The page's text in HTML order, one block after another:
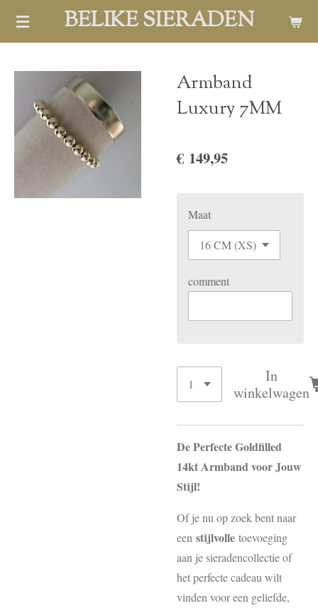
Ga
hoofdinhoud
BELIKE SIERADEN
Armband
Luxury 7MM
€ 149,95
Maat
comment
In
winkelwagen
De Perfecte Goldfilled
14kt Armband voor Jouw
Stijl!
Of je nu op zoek bent naar
een stijlvolle toevoeging
aan je sieradencollectie of
het perfecte cadeau wilt
vinden voor een geliefde,